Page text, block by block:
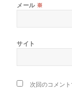
メール ※
サイト
次回のコメン